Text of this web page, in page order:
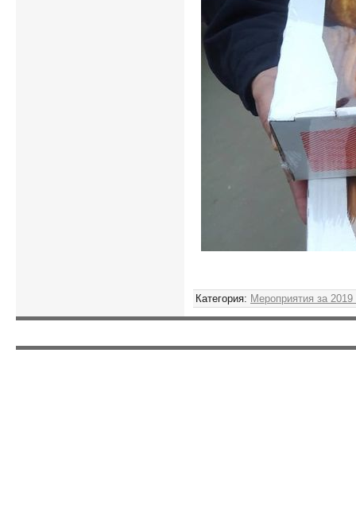
Категория: Мероприятия за 2019